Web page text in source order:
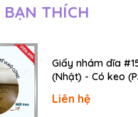
BẠN THÍCH
Giấy nhám dĩa
(Nhật) - Có keo
Liên hệ